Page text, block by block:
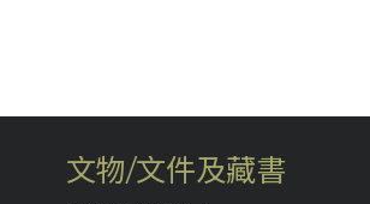
文物/文件及藏書